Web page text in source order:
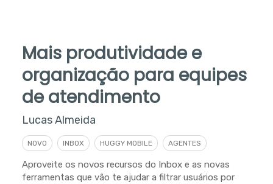
Mais produtividade e
organização para equipes
de atendimento
Lucas Almeida
NOVO INBOX HUGGY MOBILE AGENTES
Aproveite os novos recursos do Inbox e as novas
ferramentas que vão te ajudar a filtrar usuários por